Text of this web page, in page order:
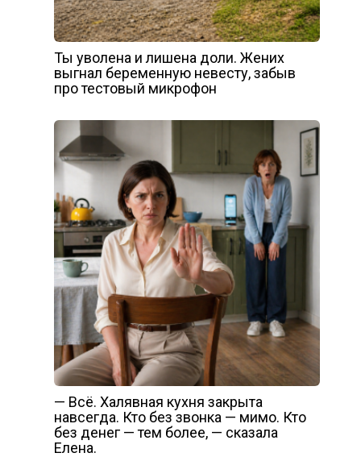
Ты уволена и лишена доли. Жених
выгнал беременную невесту, забыв
про тестовый микрофон
— Всё. Халявная кухня закрыта
навсегда. Кто без звонка — мимо. Кто
без денег — тем более, — сказала
Елена.